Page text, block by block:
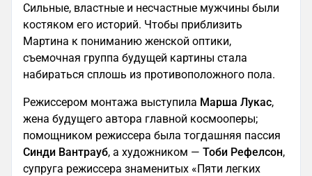
Сильные, властные и несчастные мужчины были
костяком его историй. Чтобы приблизить
Мартина к пониманию женской оптики,
съемочная группа будущей картины стала
набираться сплошь из противоположного пола.
Режиссером монтажа выступила Марша Лукас,
жена будущего автора главной космооперы;
помощником режиссера была тогдашняя пассия
Синди Вантрауб, а художником — Тоби Рефелсон,
супруга режиссера знаменитых «Пяти легких